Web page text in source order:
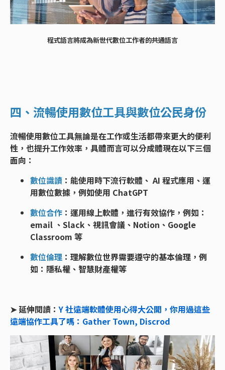
程式語言將成為新世代數位工作者的共通語言
四、流暢使用數位工具與數位公民身份
流暢使用數位工具無論是在工作或生活都帶來更大的便利
性，也提升工作效率，具體而言可以分成體現在以下三個
面向：
數位識讀 ：能使用時下流行軟體、 AI 程式應用、運
用數位數據，例如使用 ChatGPT
數位合作 ：運用線上軟體，進行有效協作，例如：
email 、Slack、視訊會議、Notion、Google
Classroom 等
數位倫理 ：理解數位世界需要遵守的基本倫理，例
如：隱私權、智慧財產權等
➤ 延伸閱讀：Y 社遠端軟體使用心得大公開，你用過這些
遠端協作工具了嗎：Gather Town, Discrod